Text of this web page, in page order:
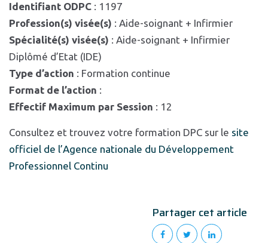
Identifiant ODPC : 1197
Profession(s) visée(s) : Aide-soignant + Infirmier
Spécialité(s) visée(s) : Aide-soignant + Infirmier
Diplômé d’Etat (IDE)
Type d’action : Formation continue
Format de l’action :
Effectif Maximum par Session : 12
Consultez et trouvez votre formation DPC sur le site
officiel de l’Agence nationale du Développement
Professionnel Continu
Partager cet article